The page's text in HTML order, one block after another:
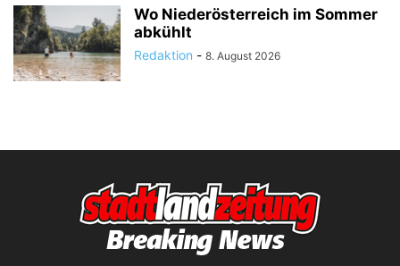
Wo Niederösterreich im Sommer
abkühlt
Redaktion - 8. August 2026